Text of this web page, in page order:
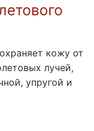
кожу от
лучей,
упругой и